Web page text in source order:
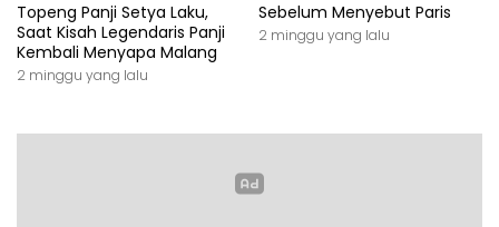
Topeng Panji Setya Laku,
Saat Kisah Legendaris Panji
Kembali Menyapa Malang
2 minggu yang lalu
Sebelum Menyebut Paris
2 minggu yang lalu